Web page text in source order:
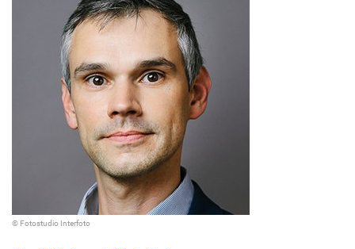
© Fotostudio Interfoto